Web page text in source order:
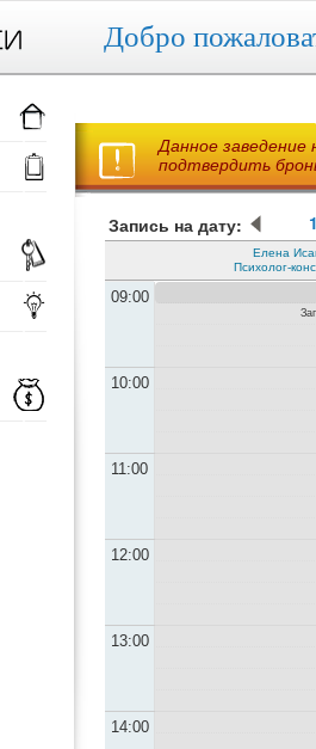
Добро
Данное заведение
подтвердить
Запись на дату:
Елена
Психолог-
09:00
10:00
11:00
12:00
13:00
14:00